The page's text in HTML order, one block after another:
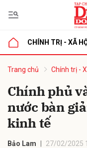
CHÍNH TRỊ - XÃ
Trang chủ Chính trị -
Chính phủ
nước bàn
kinh tế
Bảo Lam 27/02/2025
luận